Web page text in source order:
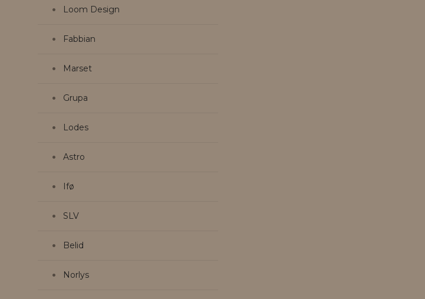
Loom Design
Fabbian
Marset
Grupa
Lodes
Astro
Ifø
SLV
Belid
Norlys